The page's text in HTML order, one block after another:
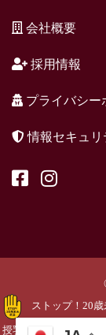
会社概要
採用情報
プライバシー
情報セキュリ
ストップ！20歳
授乳期の飲酒はやめ